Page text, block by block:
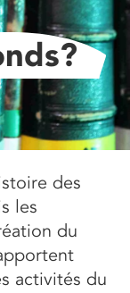
des
les
du
activités du